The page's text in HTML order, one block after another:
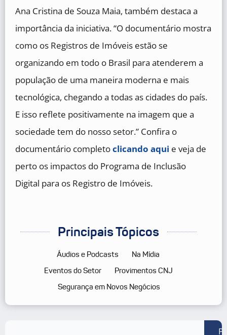
Ana Cristina de Souza Maia, também destaca a
importância da iniciativa. “O documentário mostra
como os Registros de Imóveis estão se
organizando em todo o Brasil para atenderem a
população de uma maneira moderna e mais
tecnológica, chegando a todas as cidades do país.
E isso reflete positivamente na imagem que a
sociedade tem do nosso setor.” Confira o
documentário completoclicando aqui e veja de
perto os impactos do Programa de Inclusão
Digital para os Registro de Imóveis.
Principais Tópicos
Áudios e Podcasts
Na Mídia
Eventos do Setor
Provimentos CNJ
Segurança em Novos Negócios